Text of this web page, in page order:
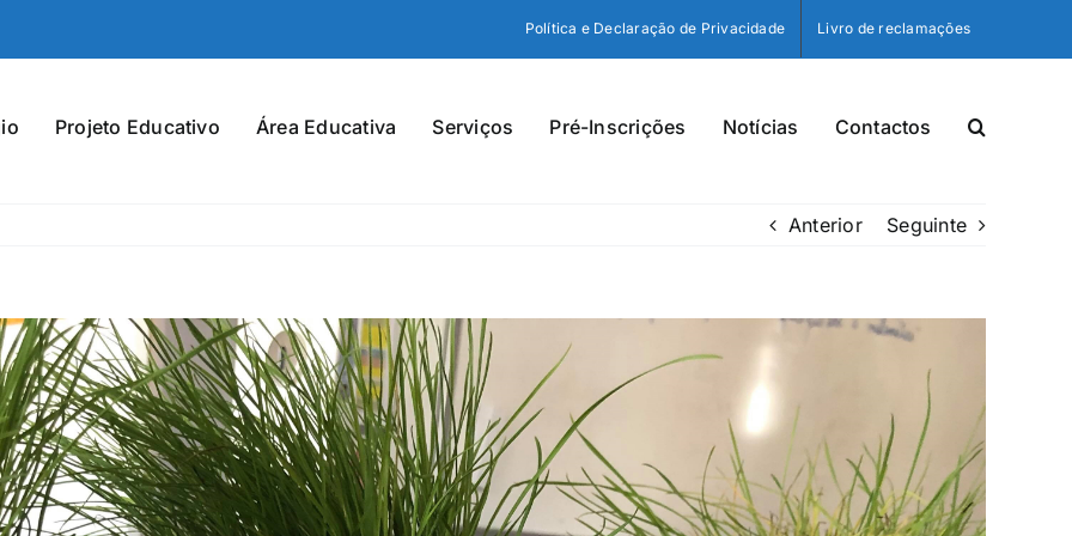
Política e Declaração de Privacidade Livro de reclamações
Projeto Educativo Área Educativa Serviços Pré-Inscrições Notícias Contactos
Anterior Seguinte